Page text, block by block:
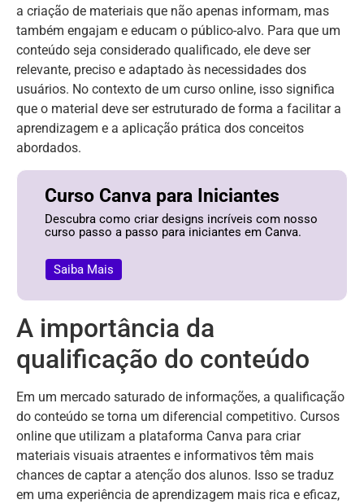
a criação de materiais que não apenas informam, mas
também engajam e educam o público-alvo. Para que um
conteúdo seja considerado qualificado, ele deve ser
relevante, preciso e adaptado às necessidades dos
usuários. No contexto de um curso online, isso significa
que o material deve ser estruturado de forma a facilitar a
aprendizagem e a aplicação prática dos conceitos
abordados.
Curso Canva para Iniciantes
Descubra como criar designs incríveis com nosso
curso passo a passo para iniciantes em Canva.
Saiba Mais
A importância da
qualificação do conteúdo
Em um mercado saturado de informações, a qualificação
do conteúdo se torna um diferencial competitivo. Cursos
online que utilizam a plataforma Canva para criar
materiais visuais atraentes e informativos têm mais
chances de captar a atenção dos alunos. Isso se traduz
em uma experiência de aprendizagem mais rica e eficaz,